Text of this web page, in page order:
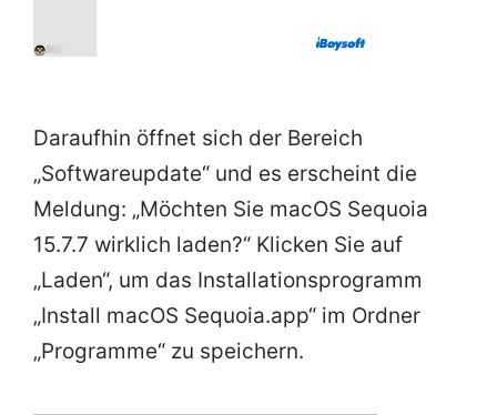
Daraufhin öffnet sich der Bereich
„Softwareupdate“ und es erscheint die
Meldung: „Möchten Sie macOS Sequoia
15.7.7 wirklich laden?“ Klicken Sie auf
„Laden“, um das Installationsprogramm
„Install macOS Sequoia.app“ im Ordner
„Programme“ zu speichern.